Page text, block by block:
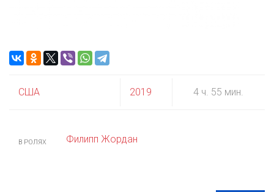
США 2019 4 ч. 55 мин.
В РОЛЯХ Филипп Жордан